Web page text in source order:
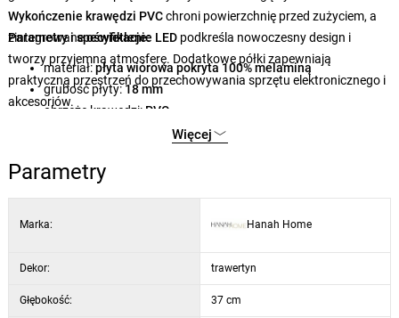
Wykończenie krawędzi PVCchroni powierzchnię przed zużyciem, a
zintegrowaneoświetlenie LEDpodkreśla nowoczesny design i
tworzy przyjemną atmosferę. Dodatkowe półki zapewniają
praktyczną przestrzeń do przechowywania sprzętu elektronicznego i
akcesoriów.
Parametry i specyfikacje:
materiał:płyta wiórowa pokryta 100% melaminą
grubość płyty:18 mm
obrzeże krawędzi: PVC
wymiary półki pod telewizor:
dekor:trawertyn
Więcej
Parametry
Marka: Hanah Home
Dekor: trawertyn
Głębokość: 37 cm